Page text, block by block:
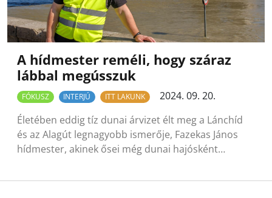
A hídmester reméli, hogy száraz
lábbal megússzuk
FÓKUSZ INTERJÚ ITT LAKUNK
2024. 09. 20.
Életében eddig tíz dunai árvizet élt meg a Lánchíd
és az Alagút legnagyobb ismerője, Fazekas János
hídmester, akinek ősei még dunai hajósként…